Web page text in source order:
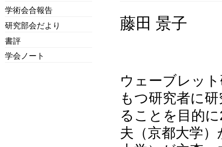
学術会合報告
研究部会だより
書評
学会ノート
藤田 景子
ウェーブレッ
もつ研究者に
ることを目的
夫（京都大学